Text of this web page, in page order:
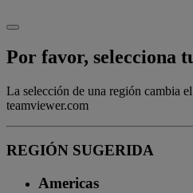
Por favor, selecciona
La selección de una región cambia
teamviewer.com
REGIÓN SUGERIDA
Americas